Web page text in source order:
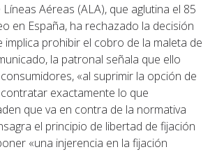
Aéreas (ALA), que aglutina el 85
en España, ha rechazado la decisión
implica prohibir el cobro de la maleta de
la patronal señala que ello
«al suprimir la opción de
exactamente lo que
que va en contra de la normativa
el principio de libertad de fijación
«una injerencia en la fijación